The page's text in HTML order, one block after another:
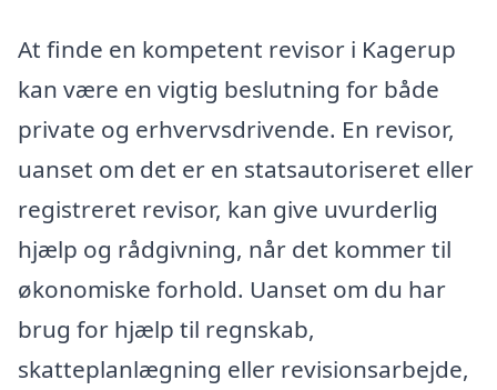
At finde en kompetent revisor i Kagerup
kan være en vigtig beslutning for både
private og erhvervsdrivende. En revisor,
uanset om det er en statsautoriseret eller
registreret revisor, kan give uvurderlig
hjælp og rådgivning, når det kommer til
økonomiske forhold. Uanset om du har
brug for hjælp til regnskab,
skatteplanlægning eller revisionsarbejde,